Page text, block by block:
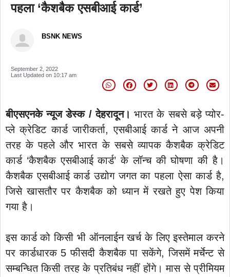
पहला ‘कैशबैक एसबीआई कार्ड’
BSNK NEWS
September 2, 2022
Last Updated on 10:17 am
बीएसएनके न्यूज डेस्क / देहरादून। भारत के सबसे बड़े प्योर-
प्ले क्रेडिट कार्ड जारीकर्ता, एसबीआई कार्ड ने आज अपनी
तरह के पहले और भारत के सबसे व्यापक कैशबैक क्रेडिट
कार्ड ‘कैशबैक एसबीआई कार्ड’ के लॉन्च की घोषणा की है।
कैशबैक एसबीआई कार्ड उद्योग जगत का पहला ऐसा कार्ड है,
जिसे खासतौर पर कैशबैक को ध्यान में रखते हुए पेश किया
गया है।
इस कार्ड को किसी भी ऑनलाईन खर्च के लिए इस्तेमाल करने
पर कार्डधारक 5 फीसदी कैशबैक पा सकेंगे, जिसमें मर्चेन्ट से
सम्बन्धित किसी तरह के प्रतिबंध नहीं होंगे। मास से प्रीमियम